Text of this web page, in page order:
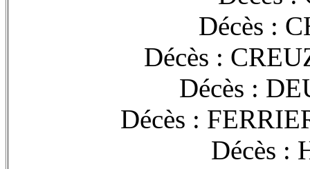
Décès :
Décès :
Décès :
Décès :
Décès :